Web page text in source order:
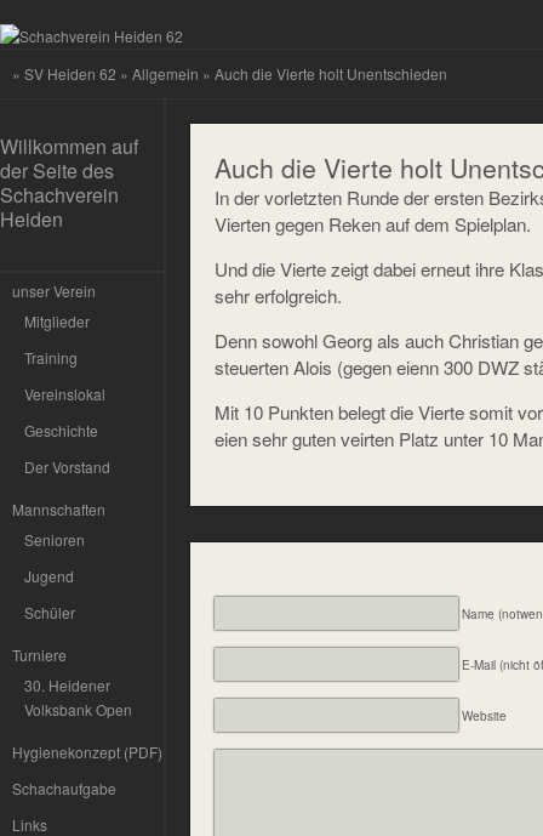
» SV Heiden 62 » Allgemein » Auch die Vierte holt Unentschieden
Willkommen auf
der Seite des
Schachverein
Heiden
unser Verein
Mitglieder
Training
Vereinslokal
Geschichte
Der Vorstand
Mannschaften
Senioren
Jugend
Schüler
Turniere
30. Heidener
Volksbank Open
Hygienekonzept (PDF)
Schachaufgabe
Links
Auch die Vierte holt
In der vorletzten Runde der ersten
Vierten gegen Reken auf dem Spielplan.
Und die Vierte zeigt dabei erneut ihre
sehr erfolgreich.
Denn sowohl Georg als auch Christian
steuerten Alois (gegen eienn 300 DWZ
Mit 10 Punkten belegt die Vierte somit
eien sehr guten veirten Platz unter 10
Name
E-Mail (nicht
Website